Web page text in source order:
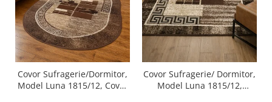
Covor Sufragerie/Dormitor,
Model Luna 1815/12, Covor
Covor Sufragerie/ Dormitor,
Model Luna 1815/12,